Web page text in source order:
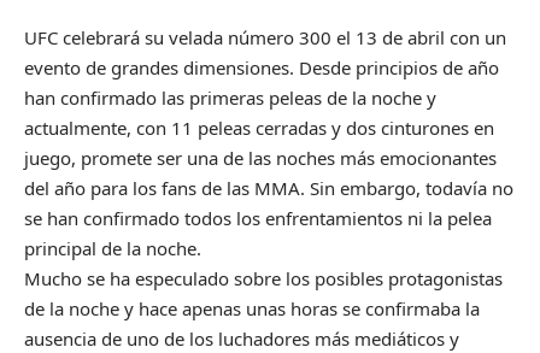
UFC celebrará su velada número 300 el 13 de abril con un
evento de grandes dimensiones. Desde principios de año
han confirmado las primeras peleas de la noche y
actualmente, con 11 peleas cerradas y dos cinturones en
juego, promete ser una de las noches más emocionantes
del año para los fans de las MMA. Sin embargo, todavía no
se han confirmado todos los enfrentamientos ni la pelea
principal de la noche.
Mucho se ha especulado sobre los posibles protagonistas
de la noche y hace apenas unas horas se confirmaba la
ausencia de uno de los luchadores más mediáticos y